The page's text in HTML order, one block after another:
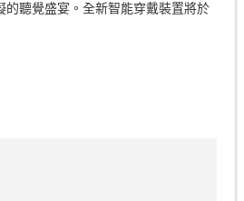
聽覺盛宴。全新智能穿戴裝置將於